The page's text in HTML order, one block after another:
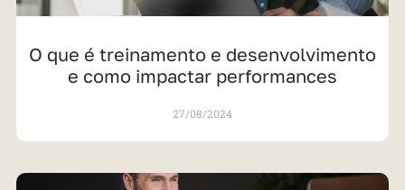
O que é treinamento e desenvolvimento
e como impactar performances
27/08/2024